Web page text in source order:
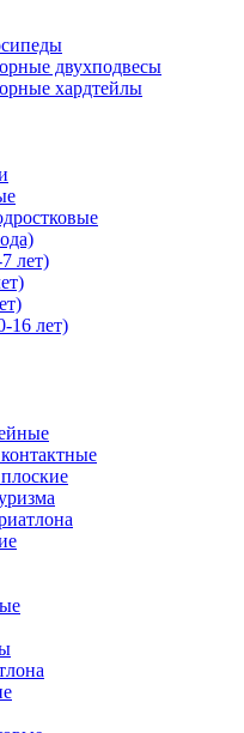
двухподвесы
хардтейлы
лет)
16 лет)